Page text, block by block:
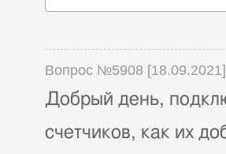
Вопрос №5908 [18.09.2021]
Добрый день,
счетчиков, как их